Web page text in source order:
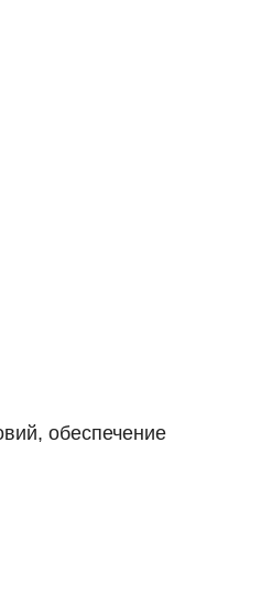
обеспечение